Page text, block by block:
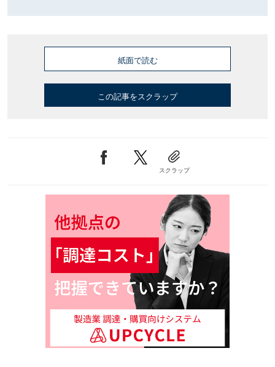
紙面で読む
この記事をスクラップ
スクラップ